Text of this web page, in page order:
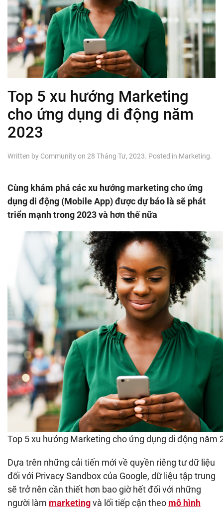
Top 5 xu hướng Marketing
cho ứng dụng di động năm
2023
Written by Communityon 28 Tháng Tư, 2023. Posted in Marketing.
Cùng khám phá các xu hướng marketing cho ứng
dụng di động (Mobile App) được dự báo là sẽ phát
triển mạnh trong 2023 và hơn thế nữa
Top 5 xu hướng Marketing cho ứng dụng di động năm
Dựa trên những cải tiến mới về quyền riêng tư dữ liệu
đối với Privacy Sandbox của Google, dữ liệu tập trung
sẽ trở nên cần thiết hơn bao giờ hết đối với những
người làm marketingvà lối tiếp cận theo mô hình